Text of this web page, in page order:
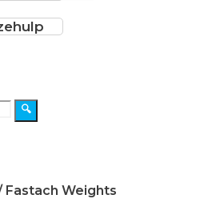
🔍
Fastach Weights